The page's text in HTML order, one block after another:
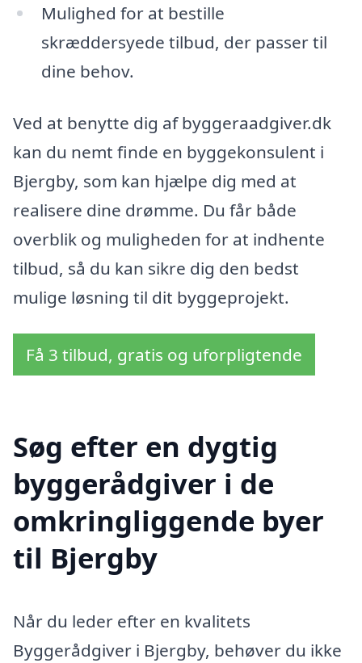
Mulighed for at bestille
skræddersyede tilbud, der passer til
dine behov.
Ved at benytte dig af byggeraadgiver.dk
kan du nemt finde en byggekonsulent i
Bjergby, som kan hjælpe dig med at
realisere dine drømme. Du får både
overblik og muligheden for at indhente
tilbud, så du kan sikre dig den bedst
mulige løsning til dit byggeprojekt.
Få 3 tilbud, gratis og uforpligtende
Søg efter en dygtig
byggerådgiver i de
omkringliggende byer
til Bjergby
Når du leder efter en kvalitets
Byggerådgiver i Bjergby, behøver du ikke